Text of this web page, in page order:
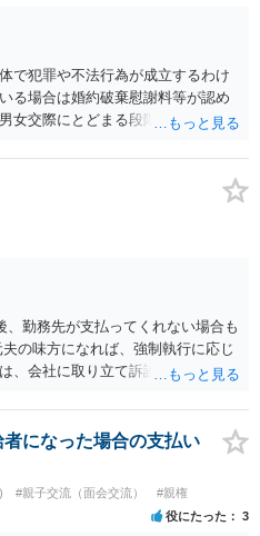
で犯罪や不法行為が成立するわけ
る場合は婚約破棄慰謝料等が認め
女交際にとどまる段階の場合、独
れます。 お怒りはごもっともです
相手を信頼できなくなる可能性が
ろ結婚しなくてよかったと割り切
思います。
勤務先が支払ってくれない場合も
の味方になれば、強制執行に応じ
、会社に取り立て訴訟を行うこと
競売などを検討します。 ＞何もで
は戻ってくるのでしょうか？ 取れ
本の還付請求を行えば還付されま
きるのでしょうか？ できます。た
訟等を起こしてもらえば、他の弁
上、ご参考まで。
になった場合の支払い
#親子交流（面会交流） #親権
役にたった 3